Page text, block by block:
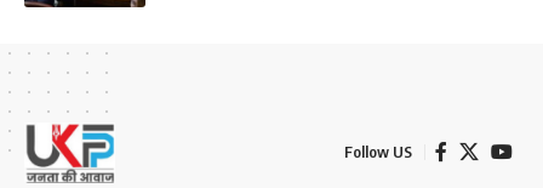
Follow US